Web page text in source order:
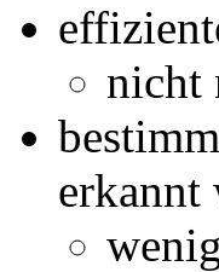
nicht
erkannt